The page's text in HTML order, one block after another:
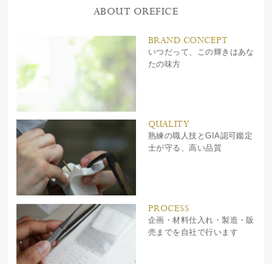
ABOUT OREFICE
BRAND CONCEPT
いつだって、この輝きはあな
たの味方
QUALITY
熟練の職人技とGIA認可鑑定
士が守る、高い品質
PROCESS
企画・材料仕入れ・製造・販
売までを自社で行います